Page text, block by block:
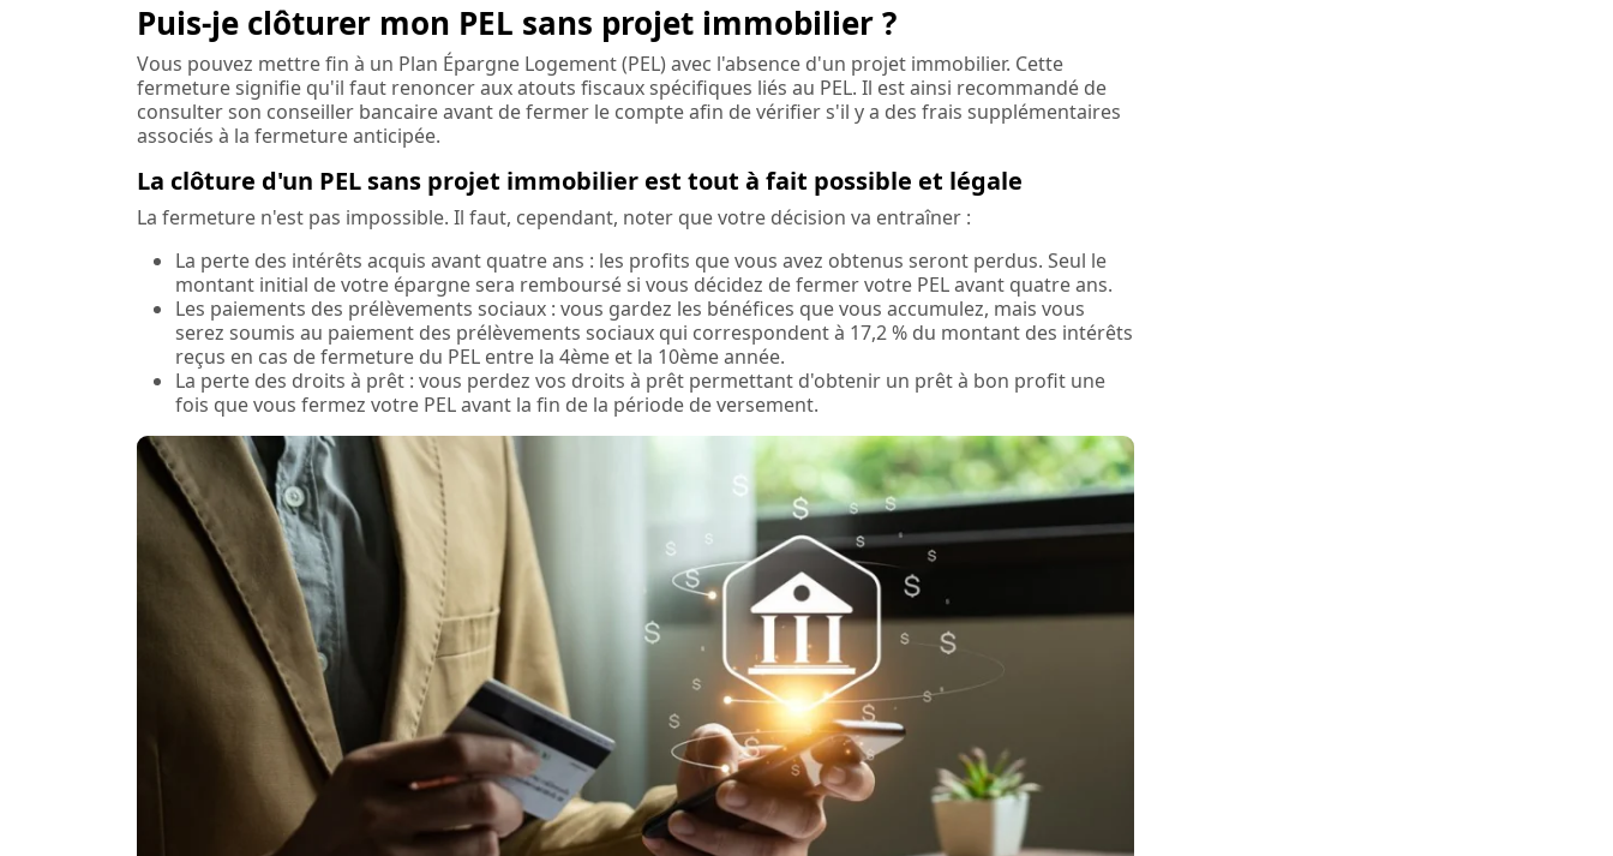
Puis-je clôturer mon PEL sans projet immobilier ?
Vous pouvez mettre fin à un Plan Épargne Logement (PEL) avec l'absence d'un projet immobilier. Cette
fermeture signifie qu'il faut renoncer aux atouts fiscaux spécifiques liés au PEL. Il est ainsi recommandé de
consulter son conseiller bancaire avant de fermer le compte afin de vérifier s'il y a des frais supplémentaires
associés à la fermeture anticipée.
La clôture d'un PEL sans projet immobilier est tout à fait possible et légale
La fermeture n'est pas impossible. Il faut, cependant, noter que votre décision va entraîner :
La perte des intérêts acquis avant quatre ans : les profits que vous avez obtenus seront perdus. Seul le
montant initial de votre épargne sera remboursé si vous décidez de fermer votre PEL avant quatre ans.
Les paiements des prélèvements sociaux : vous gardez les bénéfices que vous accumulez, mais vous
serez soumis au paiement des prélèvements sociaux qui correspondent à 17,2 % du montant des intérêts
reçus en cas de fermeture du PEL entre la 4ème et la 10ème année.
La perte des droits à prêt : vous perdez vos droits à prêt permettant d'obtenir un prêt à bon profit une
fois que vous fermez votre PEL avant la fin de la période de versement.